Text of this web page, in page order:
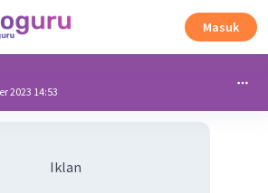
Masuk
2023 14:53
Iklan